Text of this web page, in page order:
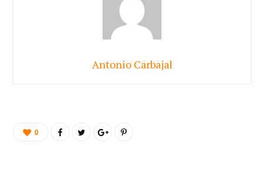
Antonio Carbajal
0